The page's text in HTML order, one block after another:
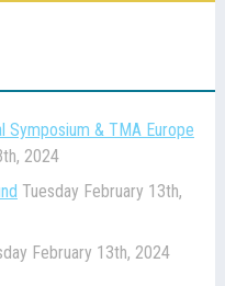
Symposium & TMA Europe
2024
Tuesday February 13th,
February 13th, 2024